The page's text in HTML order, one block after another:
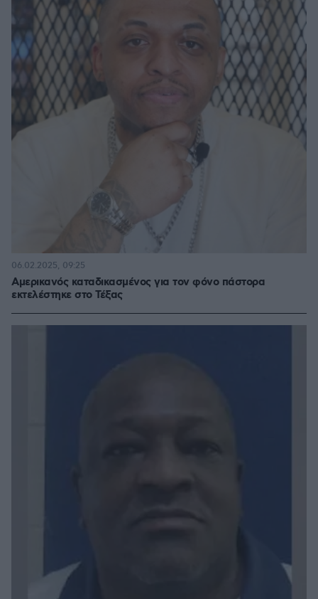
Αμερικανός καταδικασμένος για τον φόνο πάστορα
εκτελέστηκε στο Τέξας
06.02.2025, 09:25